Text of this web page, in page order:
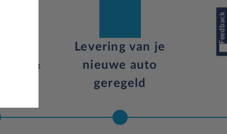
&
Levering van je
nieuwe auto
geregeld
Feedback